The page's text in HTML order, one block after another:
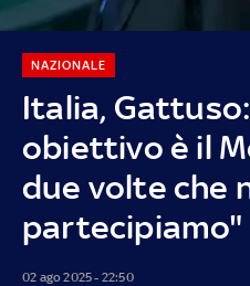
Italia,
obiettivo è il
due volte che
partecipiamo"
NAZIONALE
02 ago 2025 - 22:50